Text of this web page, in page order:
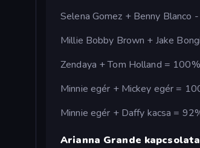
Selena Gomez + Benny Blanco
Millie Bobby Brown + Jake
Zendaya + Tom Holland = 100%
Minnie egér + Mickey egér =
Minnie egér + Daffy kacsa =
Arianna Grande